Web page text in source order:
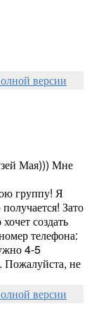
версии
Мая))) Мне
группу! Я
Зато
создать
телефона:
4-5
Пожалуйста, не
версии